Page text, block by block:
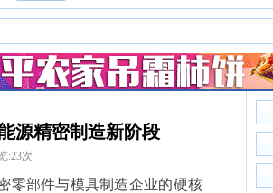
源精密制造新阶段
:23次
零部件与模具制造企业的硬核